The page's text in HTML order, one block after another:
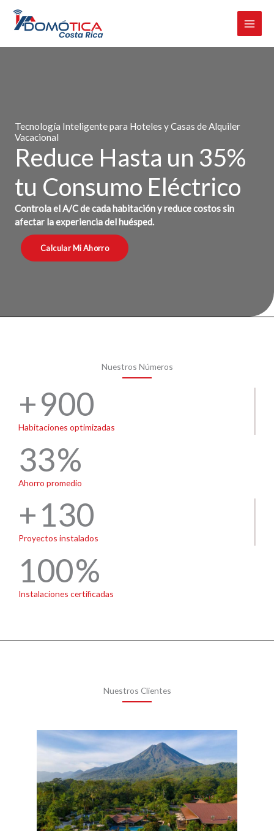
Omitir
Tecnología Inteligente para Hoteles y Casas de Alquiler
Vacacional
Reduce Hasta un 35%
tu Consumo Eléctrico
Controla el A/C de cada habitación y reduce costos sin
afectar la experiencia del huésped.
Calcular Mi Ahorro
Nuestros Números
900
Habitaciones optimizadas
33
Ahorro promedio
130
Proyectos instalados
100
Instalaciones certificadas
Nuestros Clientes